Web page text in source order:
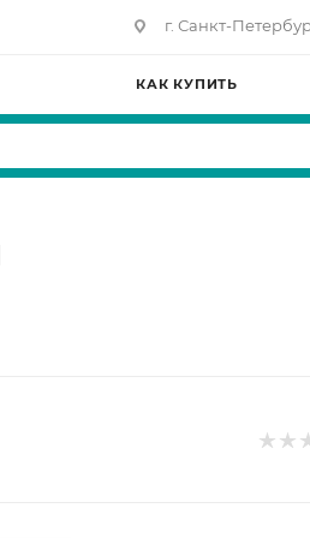
г. Санкт-
КАК КУПИТЬ